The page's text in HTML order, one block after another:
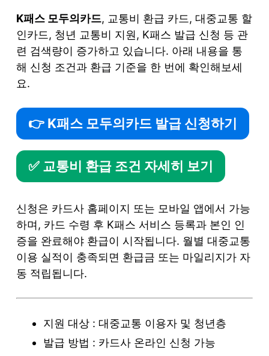
K패스 모두의카드, 교통비 환급 카드, 대중교통 할
인카드, 청년 교통비 지원, K패스 발급 신청 등 관
련 검색량이 증가하고 있습니다. 아래 내용을 통
해 신청 조건과 환급 기준을 한 번에 확인해보세
요.
👉 K패스 모두의카드 발급 신청하기
✅ 교통비 환급 조건 자세히 보기
신청은 카드사 홈페이지 또는 모바일 앱에서 가능
하며, 카드 수령 후 K패스 서비스 등록과 본인 인
증을 완료해야 환급이 시작됩니다. 월별 대중교통
이용 실적이 충족되면 환급금 또는 마일리지가 자
동 적립됩니다.
지원 대상 : 대중교통 이용자 및 청년층
발급 방법 : 카드사 온라인 신청 가능